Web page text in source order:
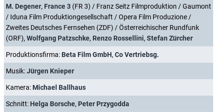
M. Degener, France 3 (FR 3) / Franz Seitz Filmproduktion / Gaumont
/ Iduna Film Produktiongesellschaft / Opera Film Produzione /
Zweites Deutsches Fernsehen (ZDF) / Österreichischer Rundfunk
(ORF), Wolfgang Patzschke, Renzo Rossellini, Stefan Zürcher
Produktionsfirma: Beta Film GmbH, Co Vertriebsg.
Musik:Jürgen Knieper
Kamera: Michael Ballhaus
Schnitt: Helga Borsche, Peter Przygodda